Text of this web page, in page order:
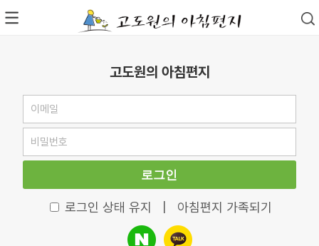
고도원의 아침편지
로그인
로그인 상태 유지 아침편지 가족되기